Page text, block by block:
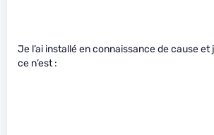
Je l’ai installé en connaissance de cause et
ce n’est :